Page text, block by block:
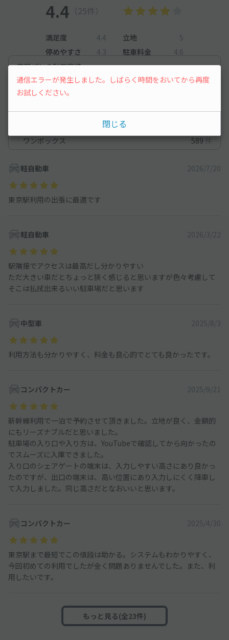
4.4 （25件）
満足度 4.4 立地
5
停めやすさ
4.3 駐車料金
4.6
車種ごとの利用実績
軽自動車
344件
ワンボックス
589 件
軽自動車 2026/7/20
東京駅利用の出張に最適です
軽自動車 2026/3/22
駅隣接でアクセスは最高だし分かりやすい
ただ大きい車だとちょっと狭く感じると思いますが色々考慮して
そこは払拭出来るいい駐車場だと思います
中型車 2025/8/3
利用方法も分かりやすく、料金も良心的でとても良かったです。
コンパクトカー 2025/9/21
新幹線利用で一泊で予約させて頂きました。立地が良く、金額的
にもリーズナブルだと思いました。
駐車場の入り口や入り方は、YouTubeで確認してから向かったの
でスムーズに入庫できました。
入り口のシェアゲートの端末は、入力しやすい高さにあり良かっ
たのですが、出口の端末は、高い位置にあり入力しにくく降車し
て入力しました。同じ高さだとなおいいと思います。
コンパクトカー 2025/4/30
東京駅まで最短でこの値段は助かる。システムもわかりやすく、
今回初めての利用でしたが全く問題ありませんでした。また、利
用したいです。
もっと見る(全23件)
通信エラーが発生しました。しばらく時間をおいてから再度
お試しください。
閉じる